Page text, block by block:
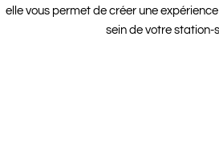
elle vous permet de créer une
sein de votre station-